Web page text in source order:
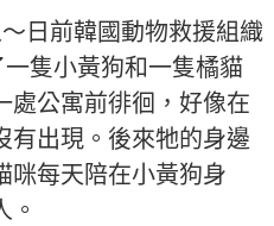
日前韓國動物救援組織
隻小黃狗和一隻橘貓
處公寓前徘徊，好像在
有出現。後來牠的身邊
咪每天陪在小黃狗身
。